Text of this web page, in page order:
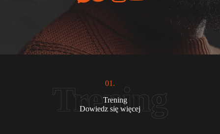
01.
Trening
Dowiedz się więcej